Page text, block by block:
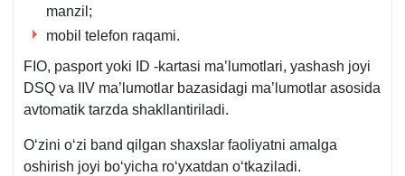
manzil;
mobil telefon raqami.
FIO, pasport yoki ID -kartasi ma’lumotlari, yashash joyi
DSQ va IIV ma’lumotlar bazasidagi ma’lumotlar asosida
avtomatik tarzda shakllantiriladi.
Oʻzini oʻzi band qilgan shaхslar faoliyatni amalga
oshirish joyi boʻyicha roʻyхatdan oʻtkaziladi.